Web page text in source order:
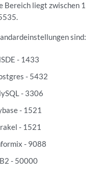
Bereich liegt zwischen 1
sind:
- 1433
- 5432
- 3306
- 1521
- 1521
- 9088
- 50000